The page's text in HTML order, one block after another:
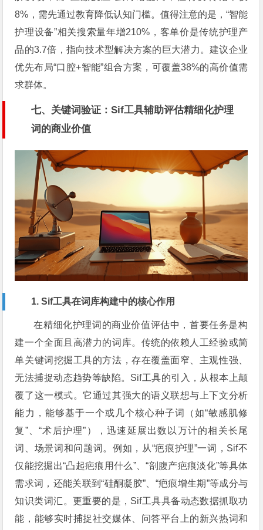
8%，需先通过教育降低认知门槛。值得注意的是，“智能
护理设备”相关搜索量年增210%，客单价是传统护理产
品的3.7倍，指向技术型解决方案的巨大潜力。建议企业
优先布局“口腔+智能”组合方案，可覆盖38%的高价值需
求群体。
七、关键词验证：Sif工具辅助评估精细化护理
词的商业价值
1. Sif工具在词库构建中的核心作用
在精细化护理词的商业价值评估中，首要任务是构
建一个全面且高潜力的词库。传统的依赖人工经验或简
单关键词挖掘工具的方法，存在覆盖面窄、主观性强、
无法捕捉动态趋势等缺陷。Sif工具的引入，从根本上颠
覆了这一模式。它通过其强大的语义联想与上下文分析
能力，能够基于一个或几个核心种子词（如“敏感肌修
复”、“术后护理”），迅速延展出数以万计的相关长尾
词、场景词和问题词。例如，从“疤痕护理”一词，Sif不
仅能挖掘出“凸起疤痕用什么”、“剖腹产疤痕淡化”等具体
需求词，还能关联到“硅酮凝胶”、“疤痕增生期”等成分与
知识类词汇。更重要的是，Sif工具具备动态数据抓取功
能，能够实时捕捉社交媒体、问答平台上的新兴热词和